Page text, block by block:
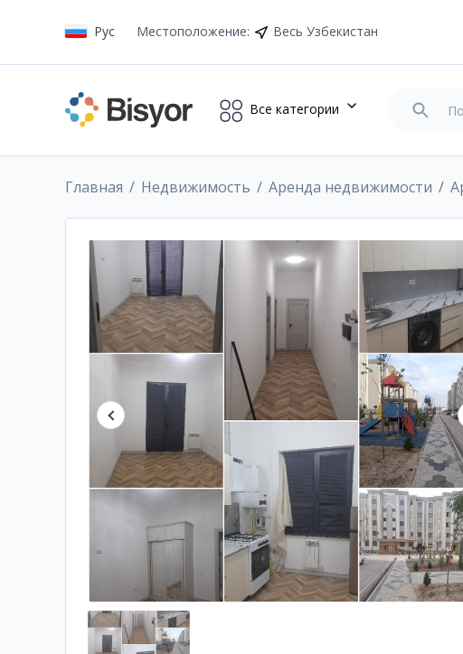
Рус Местоположение: Весь Узбекистан
Все категории
Главная Недвижимость Аренда недвижимости